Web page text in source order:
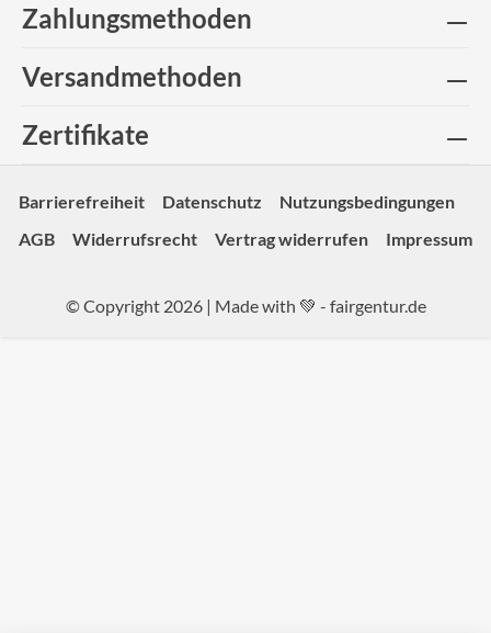
Zahlungsmethoden
Versandmethoden
Zertifikate
Barrierefreiheit Datenschutz
Nutzungsbedingungen
AGB
Widerrufsrecht Vertrag widerrufen Impressum
© Copyright 2026 | Made with 💚 - fairgentur.de